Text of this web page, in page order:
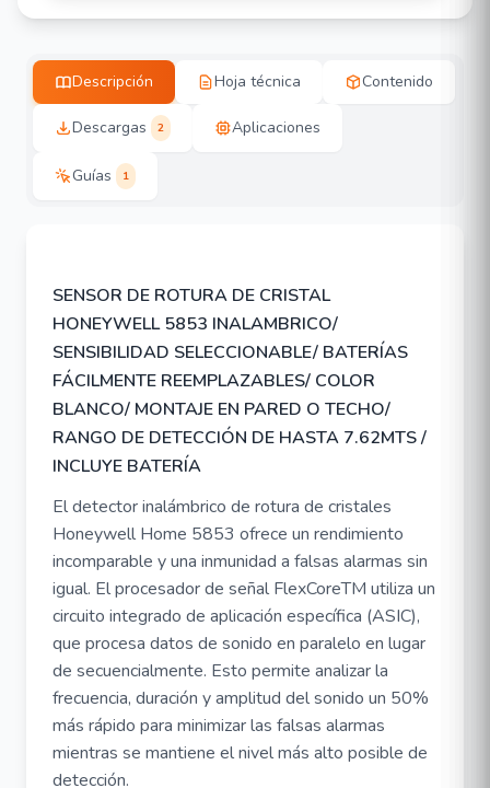
Descripción Hoja técnica Contenido
Descargas 2 Aplicaciones
Guías 1
SENSOR DE ROTURA DE CRISTAL
HONEYWELL 5853 INALAMBRICO/
SENSIBILIDAD SELECCIONABLE/ BATERÍAS
FÁCILMENTE REEMPLAZABLES/ COLOR
BLANCO/ MONTAJE EN PARED O TECHO/
RANGO DE DETECCIÓN DE HASTA 7.62MTS /
INCLUYE BATERÍA
El detector inalámbrico de rotura de cristales
Honeywell Home 5853 ofrece un rendimiento
incomparable y una inmunidad a falsas alarmas sin
igual. El procesador de señal FlexCoreTM utiliza un
circuito integrado de aplicación específica (ASIC),
que procesa datos de sonido en paralelo en lugar
de secuencialmente. Esto permite analizar la
frecuencia, duración y amplitud del sonido un 50%
más rápido para minimizar las falsas alarmas
mientras se mantiene el nivel más alto posible de
detección.